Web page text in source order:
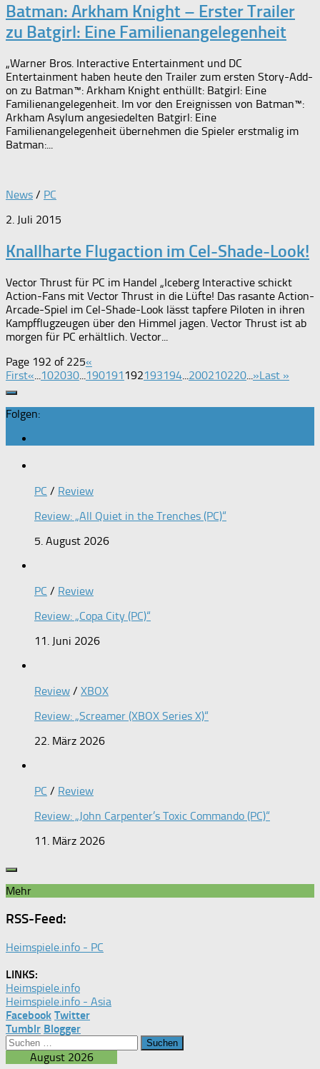
Batman: Arkham Knight – Erster Trailer
zu Batgirl: Eine Familienangelegenheit
„Warner Bros. Interactive Entertainment und DC
Entertainment haben heute den Trailer zum ersten Story-Add-
on zu Batman™: Arkham Knight enthüllt: Batgirl: Eine
Familienangelegenheit. Im vor den Ereignissen von Batman™:
Arkham Asylum angesiedelten Batgirl: Eine
Familienangelegenheit übernehmen die Spieler erstmalig im
Batman:...
News / PC
2. Juli 2015
Knallharte Flugaction im Cel-Shade-Look!
Vector Thrust für PC im Handel „Iceberg Interactive schickt
Action-Fans mit Vector Thrust in die Lüfte! Das rasante Action-
Arcade-Spiel im Cel-Shade-Look lässt tapfere Piloten in ihren
Kampfflugzeugen über den Himmel jagen. Vector Thrust ist ab
morgen für PC erhältlich. Vector...
Page 192 of 225«
First«...102030...190191 192193194...200210220...»Last »
Folgen:
PC / Review
Review: „All Quiet in the Trenches (PC)“
5. August 2026
PC / Review
Review: „Copa City (PC)“
11. Juni 2026
Review / XBOX
Review: „Screamer (XBOX Series X)“
22. März 2026
PC / Review
Review: „John Carpenter’s Toxic Commando (PC)“
11. März 2026
Mehr
RSS-Feed:
Heimspiele.info - PC
LINKS:
Heimspiele.info
Heimspiele.info - Asia
Facebook Twitter
Tumblr Blogger
Suchen
nach:August 2026